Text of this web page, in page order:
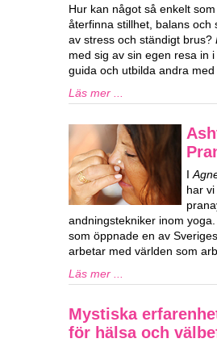
Hur kan något så enkelt
återfinna stillhet, balans och
av stress och ständigt brus?
med sig av sin egen resa in
guida och utbilda andra
Läs mer ...
I
har
andningstekniker inom
som öppnade en av
arbetar med världen som
Läs mer ...
Mystiska
för hälsa och